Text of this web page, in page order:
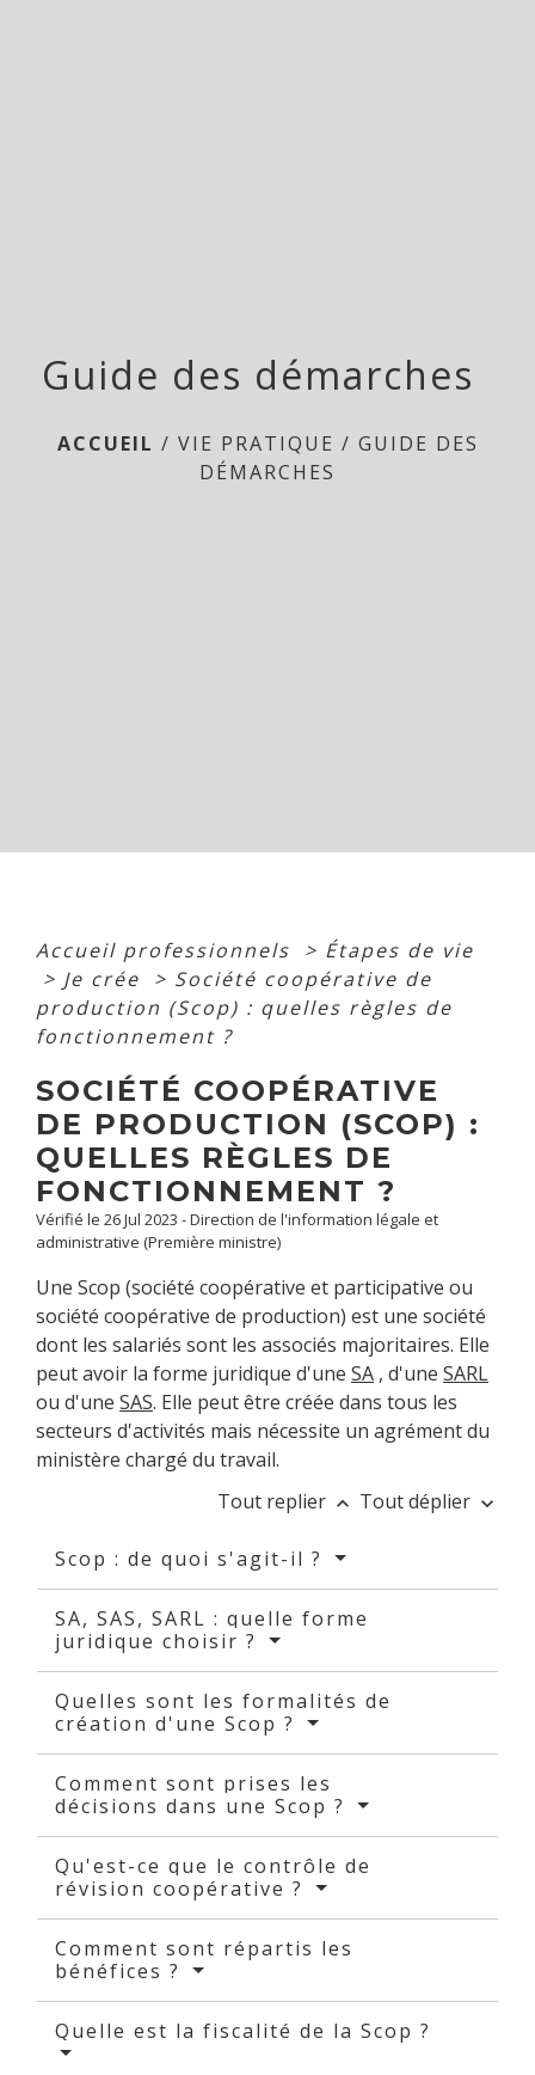
Guide des démarches
ACCUEIL / VIE PRATIQUE / GUIDE DES
DÉMARCHES
Accueil professionnels > Étapes de vie
> Je crée > Société coopérative de
production (Scop) : quelles règles de
fonctionnement ?
SOCIÉTÉ COOPÉRATIVE
DE PRODUCTION (SCOP) :
QUELLES RÈGLES DE
FONCTIONNEMENT ?
Vérifié le 26 Jul 2023 - Direction de l'information légale et
administrative (Première ministre)
Une Scop (société coopérative et participative ou
société coopérative de production) est une société
dont les salariés sont les associés majoritaires. Elle
peut avoir la forme juridique d'une SA , d'une SARL
ou d'une SAS. Elle peut être créée dans tous les
secteurs d'activités mais nécessite un agrément du
ministère chargé du travail.
Tout replier keyboard_arrow_up Tout déplier keyboard_arrow_down
Scop : de quoi s'agit-il ?
SA, SAS, SARL : quelle forme
juridique choisir ?
Quelles sont les formalités de
création d'une Scop ?
Comment sont prises les
décisions dans une Scop ?
Qu'est-ce que le contrôle de
révision coopérative ?
Comment sont répartis les
bénéfices ?
Quelle est la fiscalité de la Scop ?